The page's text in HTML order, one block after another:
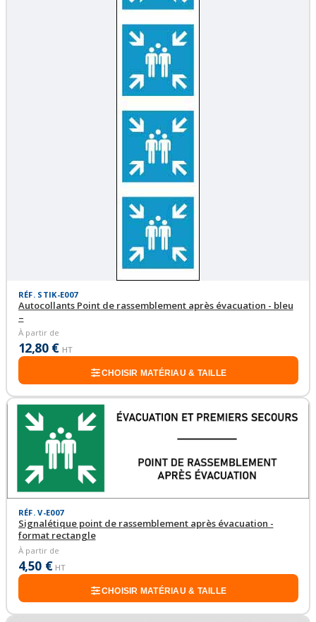
RÉF. STIK-E007
Autocollants Point de rassemblement après évacuation - bleu
–
À partir de
12,80 € HT
CHOISIR MATÉRIAU & TAILLE
RÉF. V-E007
Signalétique point de rassemblement après évacuation -
format rectangle
À partir de
4,50 € HT
CHOISIR MATÉRIAU & TAILLE